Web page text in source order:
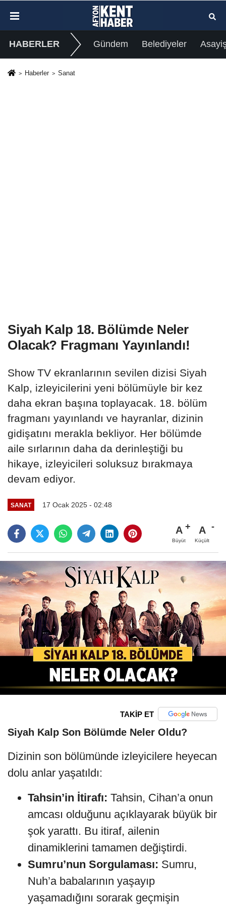
HABERLER Gündem Belediyeler
Haberler Sanat
Siyah Kalp 18. Bölümde Neler
Olacak? Fragmanı Yayınlandı!
Show TV ekranlarının sevilen dizisi Siyah
Kalp, izleyicilerini yeni bölümüyle bir kez
daha ekran başına toplayacak. 18. bölüm
fragmanı yayınlandı ve hayranlar, dizinin
gidişatını merakla bekliyor. Her bölümde
aile sırlarının daha da derinleştiği bu
hikaye, izleyicileri soluksuz bırakmaya
devam ediyor.
SANAT 17 Ocak 2025 - 02:48
A
Büyüt
A
Küçült
TAKİP ET
Siyah Kalp Son Bölümde Neler Oldu?
Dizinin son bölümünde izleyicilere heyecan
dolu anlar yaşatıldı:
Tahsin’in İtirafı: Tahsin, Cihan’a onun
amcası olduğunu açıklayarak büyük bir
şok yarattı. Bu itiraf, ailenin
dinamiklerini tamamen değiştirdi.
Sumru’nun Sorgulaması: Sumru,
Nuh’a babalarının yaşayıp
yaşamadığını sorarak geçmişin